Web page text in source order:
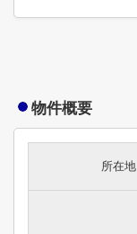
物件概要
所在地